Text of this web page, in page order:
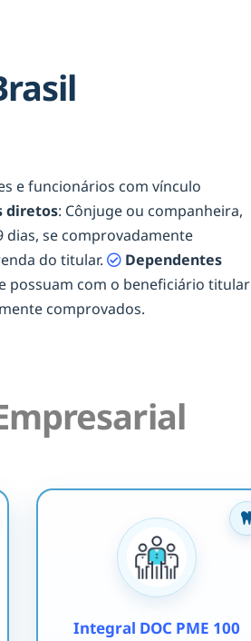
e funcionários com vínculo
diretos: Cônjuge ou companheira,
dias, se comprovadamente
do titular.
Dependentes
possuam com o beneficiário titular
comprovados.
Integral DOC PME 100